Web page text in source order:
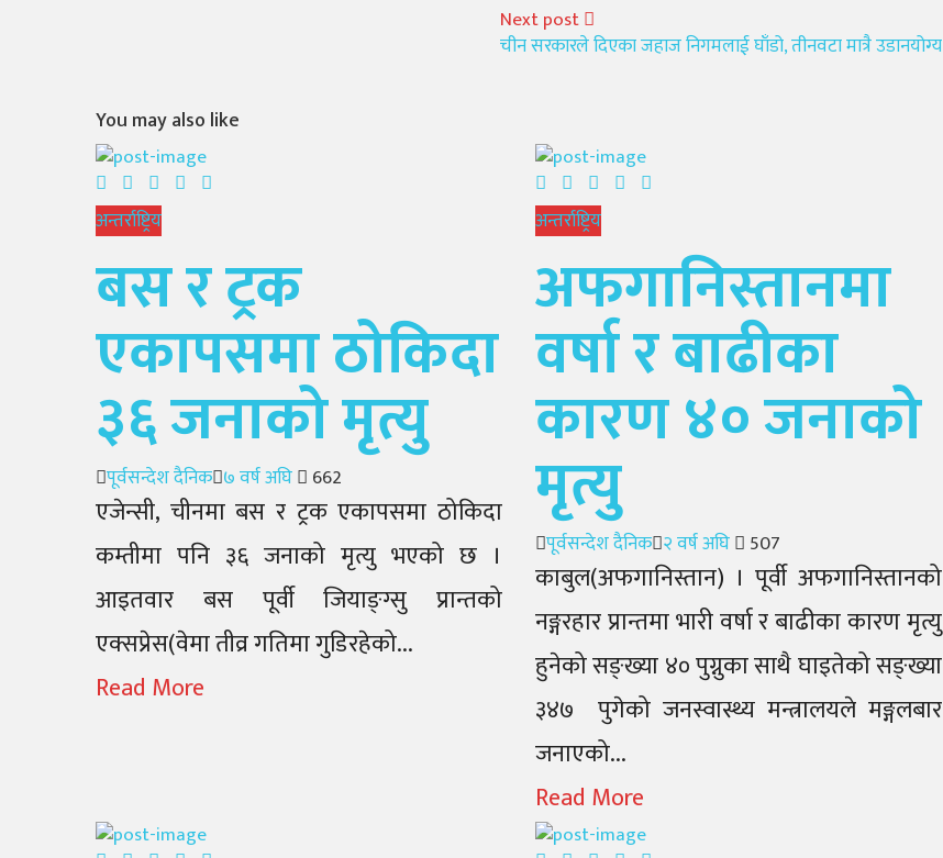
Next post
चीन सरकारले दिएका जहाज निगमलाई घाँडो, तीनवटा मात्रै उडानयोग्य
You may also like
अन्तर्राष्ट्रिय
बस र ट्रक
एकापसमा ठोकिदा
३६ जनाको मृत्यु
Author
पूर्वसन्देश दैनिक Posted
on
७ वर्ष अघि 662
एजेन्सी, चीनमा बस र ट्रक एकापसमा ठोकिदा
कम्तीमा पनि ३६ जनाको मृत्यु भएको छ ।
आइतवार बस पूर्वी जियाङ्ग्सु प्रान्तको
एक्सप्रेस(वेमा तीव्र गतिमा गुडिरहेको...
Read More
अन्तर्राष्ट्रिय
अफगानिस्तानमा
वर्षा र बाढीका
कारण ४० जनाको
मृत्यु
Author
पूर्वसन्देश दैनिक Posted
on
२ वर्ष अघि 507
काबुल(अफगानिस्तान) । पूर्वी अफगानिस्तानको
नङ्गरहार प्रान्तमा भारी वर्षा र बाढीका कारण मृत्यु
हुनेको सङ्ख्या ४० पुग्नुका साथै घाइतेको सङ्ख्या
३४७ पुगेको जनस्वास्थ्य मन्त्रालयले मङ्गलबार
जनाएको...
Read More